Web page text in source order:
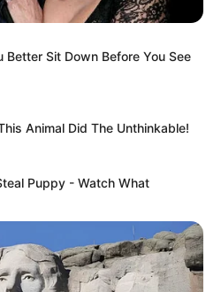
Better Sit Down Before You See
Animal Did The Unthinkable!
Puppy - Watch What